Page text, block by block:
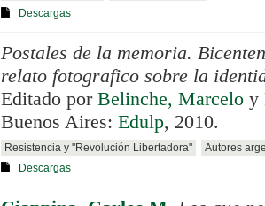
Descargas
Postales de la memoria.
relato fotografico sobre la
Editado por Belinche, Marcelo y
Buenos Aires: Edulp, 2010.
Resistencia y "Revolución Libertadora"
Autores
Descargas